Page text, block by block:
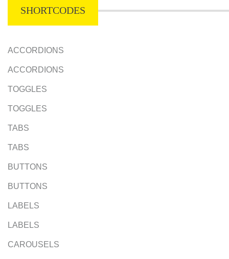
SHORTCODES
ACCORDIONS
ACCORDIONS
TOGGLES
TOGGLES
TABS
TABS
BUTTONS
BUTTONS
LABELS
LABELS
CAROUSELS